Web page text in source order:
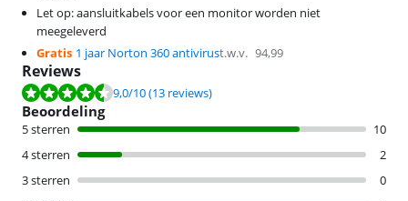
Let op: aansluitkabels voor een monitor worden niet
meegeleverd
Gratis 1 jaar Norton 360 antivirust.w.v. 94,99
Reviews
Beoordeling is 9,0 van de 10, gebaseerd op 13 reviews.
9,0/10(13 reviews)
Beoordeling
5 sterren
10
4 sterren
2
3 sterren
0